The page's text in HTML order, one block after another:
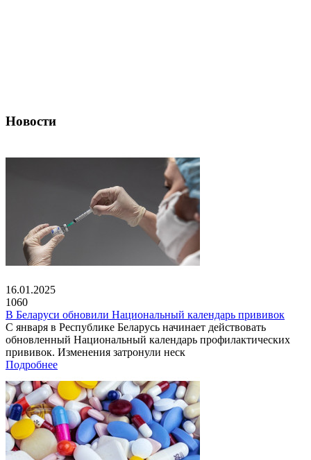
Новости
16.01.2025
1060
В Беларуси обновили Национальный календарь прививок
С января в Республике Беларусь начинает действовать
обновленный Национальный календарь профилактических
прививок. Изменения затронули неск
Подробнее